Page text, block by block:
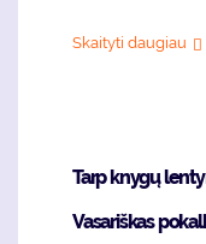
Skaityti daugiau
Tarp knygų
Vasariškas